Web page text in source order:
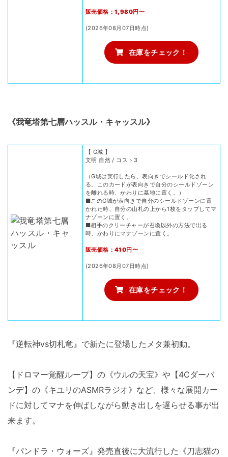
販売価格：1,980円〜
(2026年08月07日時点)
在庫をチェック！
《我竜塔第七層ハッスル・キャッスル》
【 G城 】
文明 自然 / コスト3
（G城は実行したら、表向きでシールド化され
る。このカードが表向きで自分のシールドゾーン
を離れる時、かわりに墓地に置く。）
■このG城が表向きで自分のシールドゾーンに置
かれた時、自分の山札の上から1枚をタップしてマ
ナゾーンに置く。
■相手のクリーチャーが召喚以外の方法で出る
時、かわりにマナゾーンに置く。
販売価格：410円〜
(2026年08月07日時点)
在庫をチェック！
『逆転神vs切札竜』で新たに登場したメタ兼初動。
【ドロマー覚醒ループ】の《ウルの天宝》や【4Cダーバ
ンデ】の《キユリのASMRラジオ》など、様々な展開カー
ドに対してマナを伸ばしながら動き出しを遅らせる事が出
来ます。
『パンドラ・ウォーズ』発売直後に大流行した《刀志猫の